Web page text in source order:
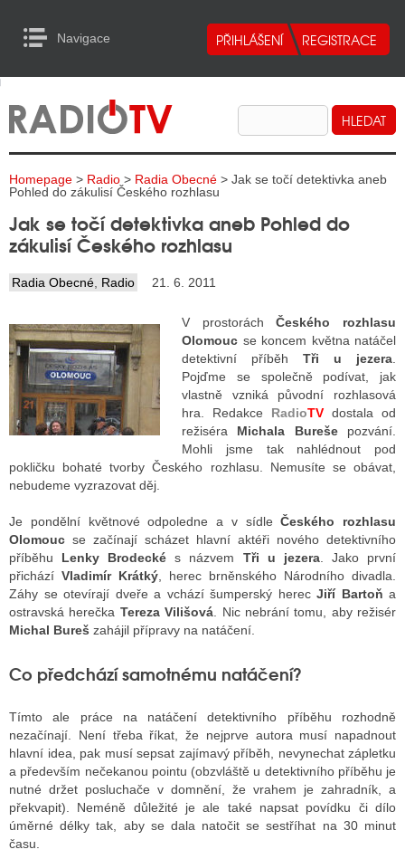
Navigace
RADIA
TELEVIZE
INTERNET
TISK
RADIA
RÁDIÍ
RÁDIÍ
VYSÍLAČE
TELEVIZE
VYSÍLAČE
INTERNET
RÁDIA
STRÁNKY RÁDIÍ
TISK
to Content
Homepage > Radio > Radia Obecné > Jak se točí detektivka aneb
Pohled do zákulisí Českého rozhlasu
Jak se točí detektivka aneb Pohled do
zákulisí Českého rozhlasu
Radia Obecné Radio 21. 6. 2011
V prostoráchČeského rozhlasu
Olomouc se koncem května natáčel
detektivní příběh Tři u jezera
Pojďme se společně podívat, jak
vlastně vzniká původní rozhlasová
hra. Redakce RadioTV dostala od
režiséra Michala Burešepozvání.
Mohli jsme tak nahlédnout pod
pokličku bohaté tvorby Českého rozhlasu. Nemusíte se obávat,
nebudeme vyzrazovat děj.
Je pondělní květnové odpoledne a v sídleČeského rozhlasu
Olomouc se začínají scházet hlavní aktéři nového detektivního
příběhu Lenky Brodecké s názvem Tři u jezera. Jako první
přichází Vladimír Krátký , herec brněnského Národního divadla.
Záhy se otevírají dveře a vchází šumperský herec Jiří Bartoň a
ostravská herečka Tereza Vilišová . Nic nebrání tomu, aby režisér
Michal Bureš zahájil přípravy na natáčení.
Co předchází samotnému natáčení?
Tímto ale práce na natáčení detektivního příběhu rozhodně
nezačínají. Není třeba říkat, že nejprve autora musí napadnout
hlavní idea, pak musí sepsat zajímavý příběh, nevynechat zápletku
a především nečekanou pointu (obzvláště u detektivního příběhu je
nutné držet posluchače v domnění, že vrahem je zahradník, a
překvapit). Neméně důležité je ale také napsat povídku či dílo
úměrné délky tak, aby se dala natočit se sestříhat na 30 minut
času.